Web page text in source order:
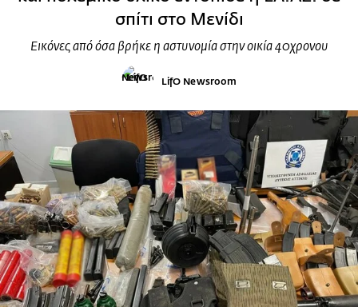
σπίτι στο Μενίδι
Εικόνες από όσα βρήκε η αστυνομία στην οικία 40χρονου
LifO Newsroom